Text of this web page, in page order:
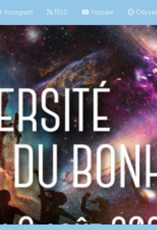
Instagram RSS Youtube